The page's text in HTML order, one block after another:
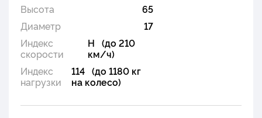
Высота
65
Диаметр
17
Индекс
скорости
H (до 210
км/ч)
Индекс
нагрузки
114 (до 1180 кг
на колесо)